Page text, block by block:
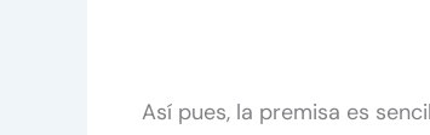
Así pues, la premisa es